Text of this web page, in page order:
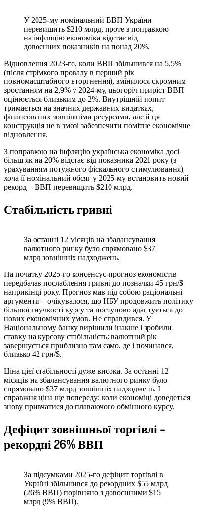
У 2025-му номінальний ВВП України
перевищить $210 млрд, проте з поправкою
на інфляцію економіка відстає від
довоєнних показників на понад 20%.
Відновлення 2023‑го, коли ВВП збільшився на 5,5%
(після стрімкого провалу в перший рік
повномасштабного вторгнення), змінилося скромним
зростанням на 2,9% у 2024‑му, цьогоріч приріст ВВП
оцінюється близьким до 2%. Внутрішній попит
тримається на значних державних видатках,
фінансованих зовнішніми ресурсами, але й ця
конструкція не в змозі забезпечити помітне економічне
відновлення.
З поправкою на інфляцію українська економіка досі
більш як на 20% відстає від показника 2021 року (з
урахуванням потужного фіскального стимулювання),
хоча її номінальний обсяг у 2025‑му встановить новий
рекорд – ВВП перевищить $210 млрд.
Стабільність гривні
За останні 12 місяців на збалансування
валютного ринку було спрямовано $37
млрд зовнішніх надходжень.
На початку 2025‑го консенсус‑прогноз економістів
передбачав послаблення гривні до позначки 45 грн/$
наприкінці року. Прогноз мав під собою раціональні
аргументи – очікувалося, що НБУ продовжить політику
більшої гнучкості курсу та поступово адаптується до
нових економічних умов. Не справдився. У
Національному банку вирішили інакше і зробили
ставку на курсову стабільність: валютний рік
завершується приблизно там само, де і починався,
близько 42 грн/$.
Ціна цієї стабільності дуже висока. За останні 12
місяців на збалансування валютного ринку було
спрямовано $37 млрд зовнішніх надходжень. І
справжня ціна ще попереду: коли економіці доведеться
знову привчатися до плаваючого обмінного курсу.
Дефіцит зовнішньої торгівлі –
рекордні 26% ВВП
За підсумками 2025-го дефіцит торгівлі в
Україні збільшився до рекордних $55 млрд
(26% ВВП) порівняно з довоєнними $15
млрд (9% ВВП).